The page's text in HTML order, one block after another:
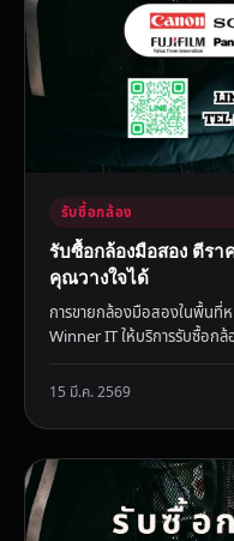
รับซื้อกล้อง
รับซื้อกล้องมือสอง ตีรา
คุณวางใจได้
การขายกล้องมือสองในพื้นที่ห
Winner IT ให้บริการรับซื้อกล้
15 มี.ค. 2569